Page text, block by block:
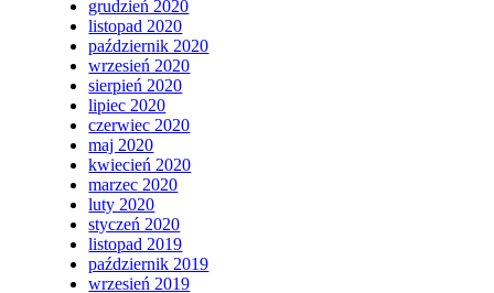
grudzień 2020
listopad 2020
październik 2020
wrzesień 2020
sierpień 2020
lipiec 2020
czerwiec 2020
maj 2020
kwiecień 2020
marzec 2020
luty 2020
styczeń 2020
listopad 2019
październik 2019
wrzesień 2019